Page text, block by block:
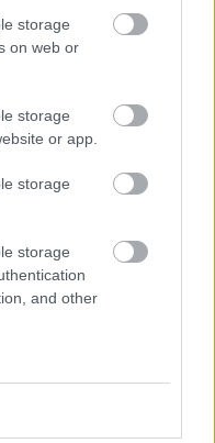
storage
on web or
storage
or app.
storage
storage
and other
vs
08-12 20:30
15 18:00